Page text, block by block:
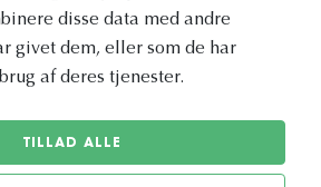
disse data med andre
givet dem, eller som de har
af deres tjenester.
TILLAD ALLE